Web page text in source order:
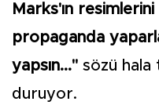
Marks'ın
propaganda
yapsın..." sözü hala
duruyor.